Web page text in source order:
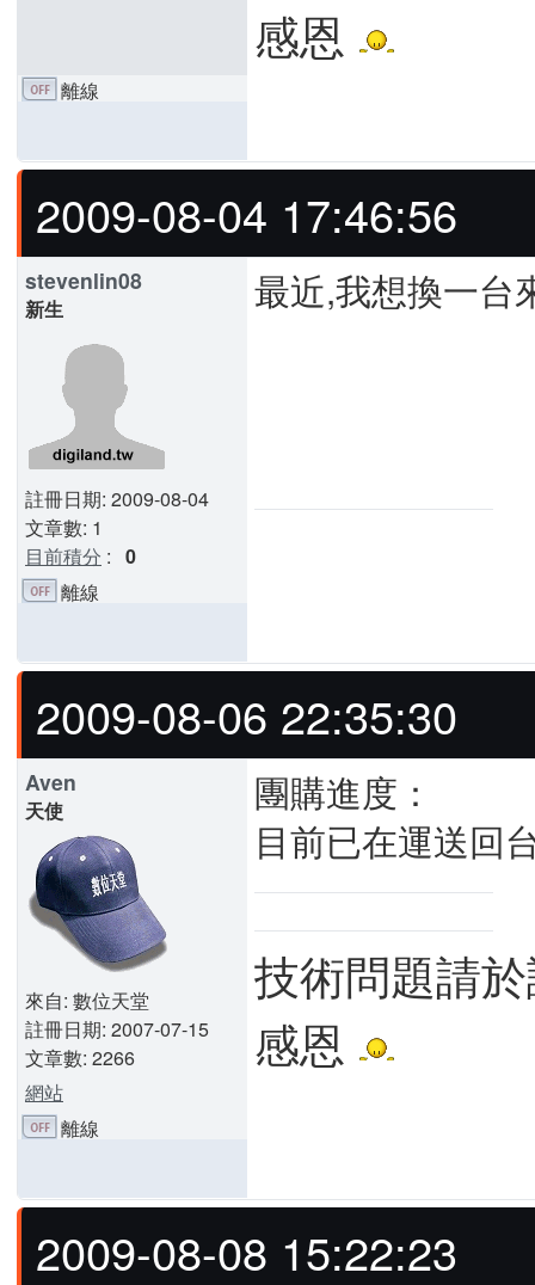
感恩
離線
2009-08-04 17:46:56
stevenlin08
新生
註冊日期: 2009-08-04
文章數: 1
目前積分 : 0
最近,我想換一台
離線
2009-08-06 22:35:30
Aven
天使
來自: 數位天堂
註冊日期: 2007-07-15
文章數: 2266
網站
團購進度：
目前已在運送回
技術問題請
感恩
離線
2009-08-08 15:22:23